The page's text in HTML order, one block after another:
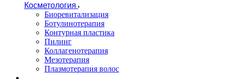
Косметология
Биоревитализация
Ботулинотерапия
Контурная пластика
Пилинг
Коллагенотерапия
Мезотерапия
Плазмотерапия волос